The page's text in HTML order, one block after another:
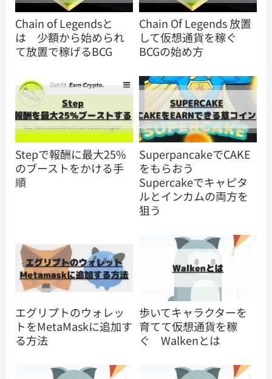
Chain of Legendsと
は 少額から始められ
て放置で稼げるBCG
Chain Of Legends 放置
して仮想通貨を稼ぐ
BCGの始め方
Stepで報酬に最大25%
のブーストをかける手
順
SuperpancakeでCAKE
をもらおう
Supercakeでキャピタ
ルとインカムの両方を
狙う
エグリプトのウォレッ
トをMetaMaskに追加す
る方法
歩いてキャラクターを
育てて仮想通貨を稼
ぐ Walkenとは